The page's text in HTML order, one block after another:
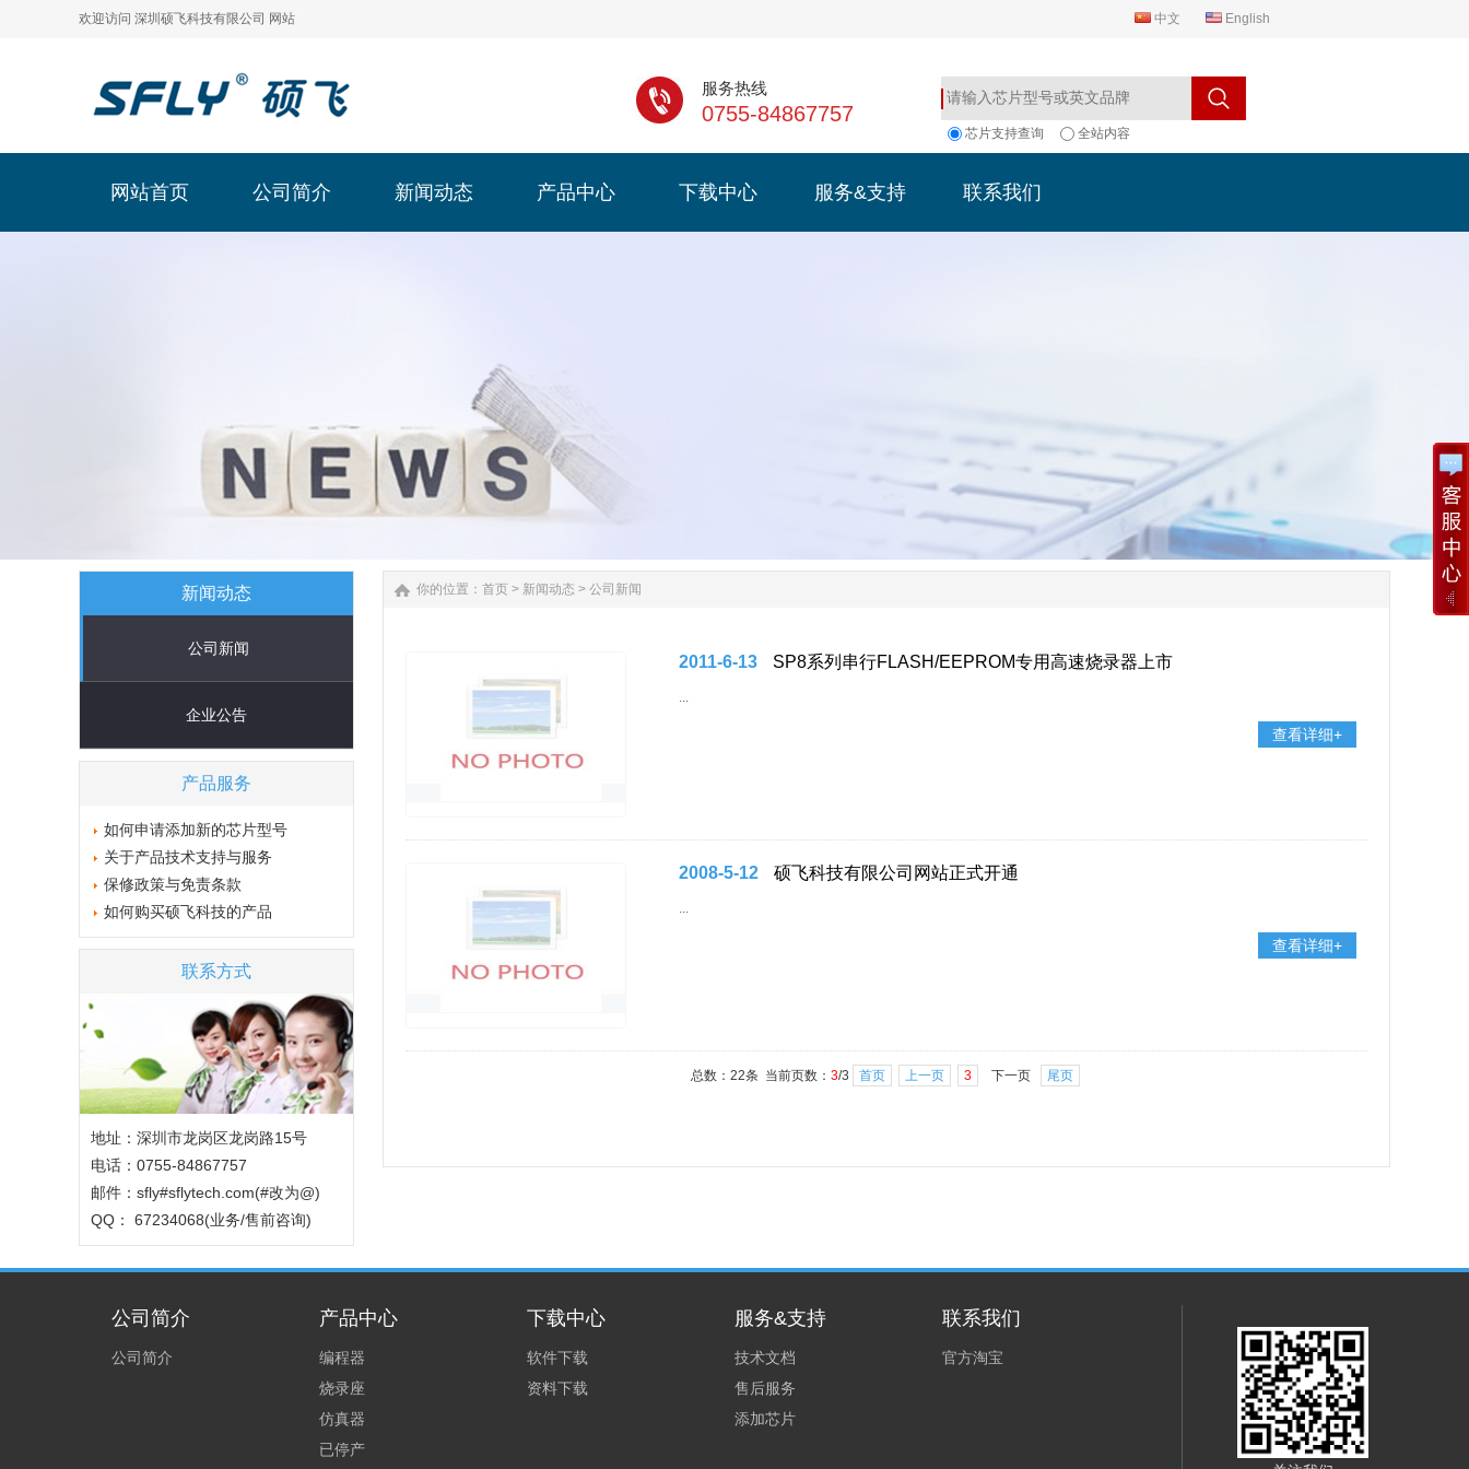
欢迎访问 深圳硕飞科技有限公司 网站 中文 English
服务热线
0755-84867757
芯片支持查询 全站内容
网站首页 公司简介 新闻动态 产品中心 下载中心 服务&支持
联系我们
联系我们
1
新闻动态
公司新闻
企业公告
产品服务
如何申请添加新的芯片型号
关于产品技术支持与服务
保修政策与免责条款
如何购买硕飞科技的产品
联系方式
地址：深圳市龙岗区龙岗路15号
电话：0755-84867757
邮件：sfly#sflytech.com(#改为@)
QQ： 67234068(业务/售前咨询)
你的位置： 首页 > 新闻动态 > 公司新闻
2011-6-13 SP8系列串行FLASH/EEPROM专用高速烧录器上市
...
查看详细+
2008-5-12 硕飞科技有限公司网站正式开通
...
查看详细+
总数：22条 当前页数： 3/3 首页 上一页 3 下一页 尾页
公司简介
公司简介
产品中心
编程器
烧录座
仿真器
已停产
下载中心
软件下载
资料下载
服务&支持
技术文档
售后服务
添加芯片
联系我们
官方淘宝